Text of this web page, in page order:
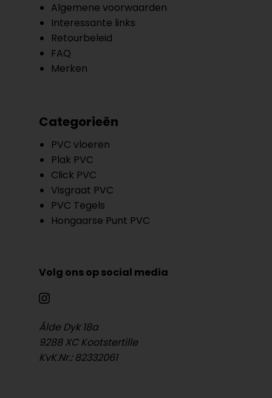
Algemene voorwaarden
Interessante links
Retourbeleid
FAQ
Merken
Categorieën
PVC vloeren
Plak PVC
Click PVC
Visgraat PVC
PVC Tegels
Hongaarse Punt PVC
Volg ons op social media
Âlde Dyk 18a
9288 XC Kootstertille
KvK.Nr.: 82332061